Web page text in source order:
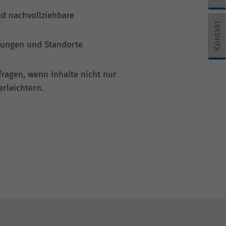
nachvollziehbare
und Standorte
wenn Inhalte nicht nur
Kontakt
erteilt werden kann. Die erste Service-